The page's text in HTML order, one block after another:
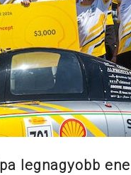
legnagyobb